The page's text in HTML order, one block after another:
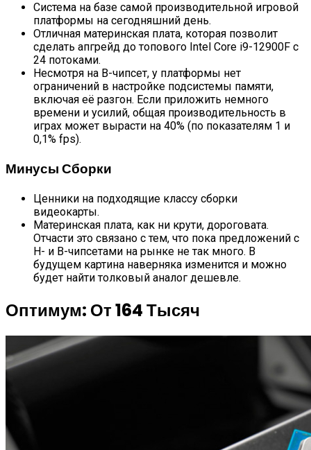
Система на базе самой производительной игровой
платформы на сегодняшний день.
Отличная материнская плата, которая позволит
сделать апгрейд до топового Intel Core i9-12900F с
24 потоками.
Несмотря на B-чипсет, у платформы нет
ограничений в настройке подсистемы памяти,
включая её разгон. Если приложить немного
времени и усилий, общая производительность в
играх может вырасти на 40% (по показателям 1 и
0,1% fps).
Минусы Сборки
Ценники на подходящие классу сборки
видеокарты.
Материнская плата, как ни крути, дороговата.
Отчасти это связано с тем, что пока предложений с
H- и B-чипсетами на рынке не так много. В
будущем картина наверняка изменится и можно
будет найти толковый аналог дешевле.
Оптимум: От 164 Тысяч